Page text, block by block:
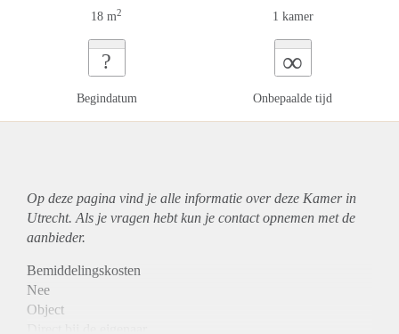
18 m2 1 kamer
?
Begindatum
∞
Onbepaalde tijd
Op deze pagina vind je alle informatie over deze Kamer in
Utrecht. Als je vragen hebt kun je contact opnemen met de
aanbieder.
Bemiddelingskosten
Nee
Object